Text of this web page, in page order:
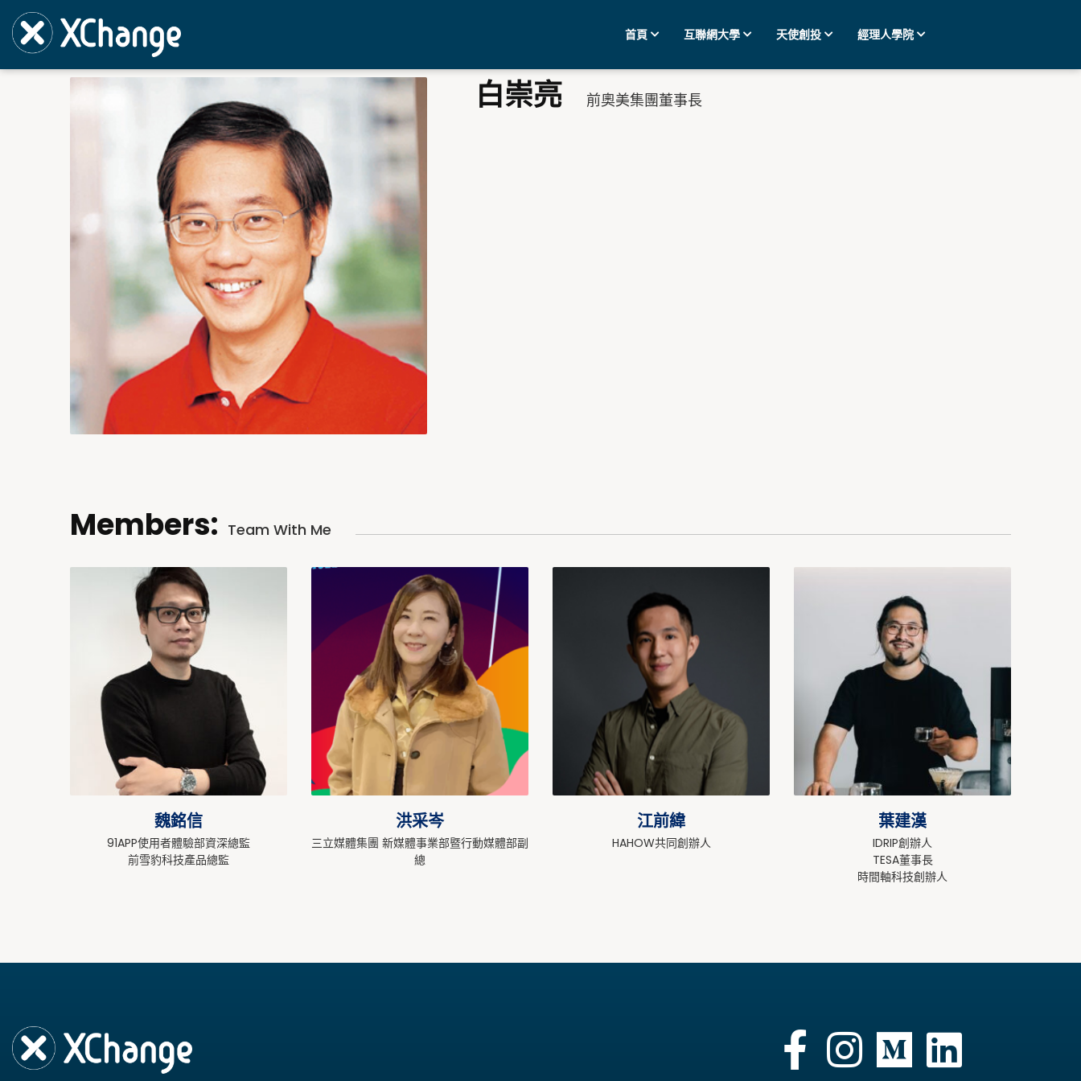
首頁 互聯網大學 天使創投 經理人學院
白崇亮 前奧美集團董事長
Members: Team With Me
魏銘信
91APP使用者體驗部資深總監
前雪豹科技產品總監
洪采岑
三立媒體集團 新媒體事業部暨行動媒體部副
總
江前緯
HAHOW共同創辦人
葉建漢
IDRIP創辦人
TESA董事長
時間軸科技創辦人